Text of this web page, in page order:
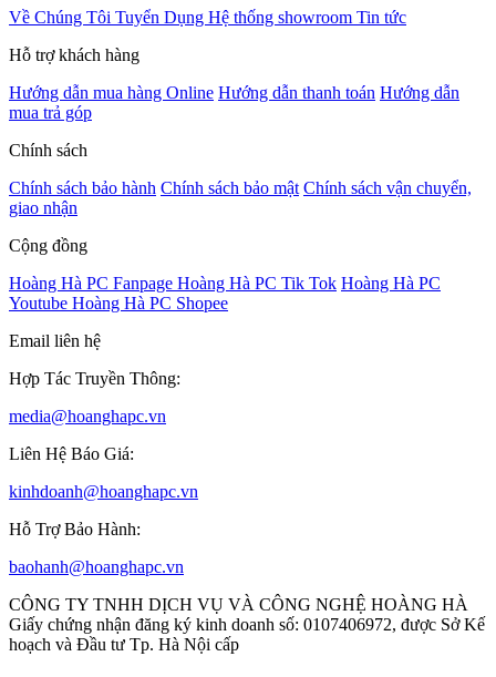
Về Chúng Tôi Tuyển Dụng Hệ thống showroom Tin tức
Hỗ trợ khách hàng
Hướng dẫn mua hàng Online Hướng dẫn thanh toán Hướng dẫn
mua trả góp
Chính sách
Chính sách bảo hành Chính sách bảo mật Chính sách vận chuyển,
giao nhận
Cộng đồng
Hoàng Hà PC Fanpage Hoàng Hà PC Tik Tok Hoàng Hà PC
Youtube Hoàng Hà PC Shopee
Email liên hệ
Hợp Tác Truyền Thông:
media@hoanghapc.vn
Liên Hệ Báo Giá:
kinhdoanh@hoanghapc.vn
Hỗ Trợ Bảo Hành:
baohanh@hoanghapc.vn
CÔNG TY TNHH DỊCH VỤ VÀ CÔNG NGHỆ HOÀNG HÀ
Giấy chứng nhận đăng ký kinh doanh số: 0107406972, được Sở Kế
hoạch và Đầu tư Tp. Hà Nội cấp